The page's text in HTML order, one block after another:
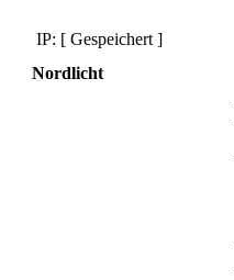
IP: [ Gespeichert ]
Nordlicht